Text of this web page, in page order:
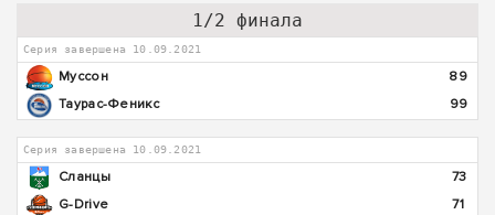
1/2 финала
Серия завершена 10.09.2021
Муссон
89
Таурас-Феникс
99
Серия завершена 10.09.2021
Сланцы
73
G-Drive
71